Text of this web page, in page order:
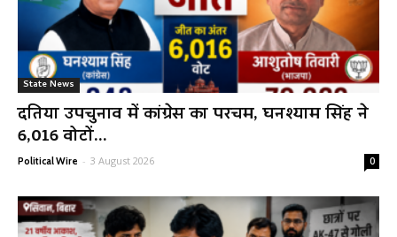
State News
दतिया उपचुनाव में कांग्रेस का परचम, घनश्याम सिंह ने
6,016 वोटों...
Political Wire - 3 August 2026 0